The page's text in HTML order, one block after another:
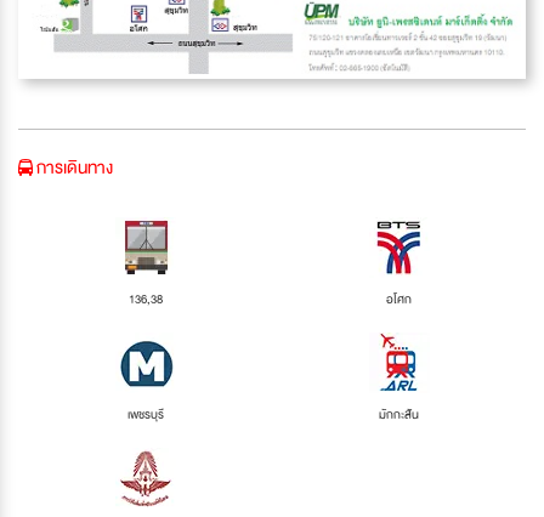
การเดินทาง
136,38 อโศก
เพชรบุรี มักกะสัน